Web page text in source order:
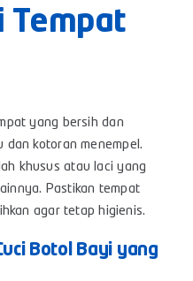
Tempat
yang bersih dan
kotoran menempel.
khusus atau laci yang
Pastikan tempat
agar tetap higienis.
Botol Bayi yang